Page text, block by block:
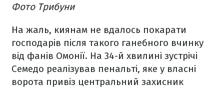
Фото Трибуни
На жаль, киянам не вдалось покарати
господарів після такого ганебного вчинку
від фанів Омонії. На 34-й хвилині зустрічі
Семедо реалізував пенальті, яке у власні
ворота привіз центральний захисник